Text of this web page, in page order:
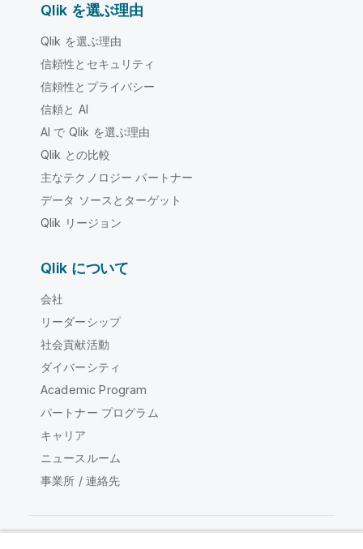
Qlik を選ぶ理由
Qlik を選ぶ理由
信頼性とセキュリティ
信頼性とプライバシー
信頼と AI
AI で Qlik を選ぶ理由
Qlik との比較
主なテクノロジー パートナー
データ ソースとターゲット
Qlik リージョン
Qlik について
会社
リーダーシップ
社会貢献活動
ダイバーシティ
Academic Program
パートナー プログラム
キャリア
ニュースルーム
事業所 / 連絡先